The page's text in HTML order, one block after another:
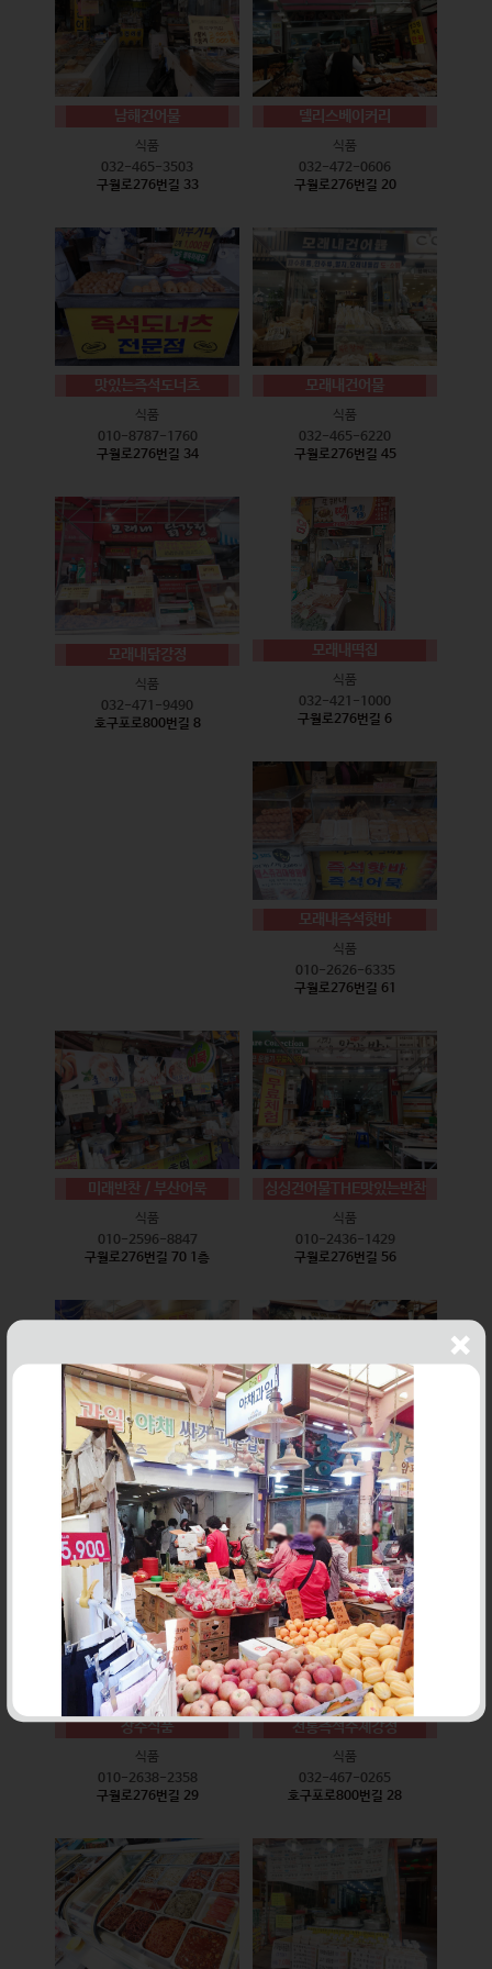
남해건어물
식품
032-465-3503
구월로276번길 33
델리스베이커리
식품
032-472-0606
구월로276번길 20
맛있는즉석도너츠
식품
010-8787-1760
구월로276번길 34
모래내건어물
식품
032-465-6220
구월로276번길 45
모래내닭강정
식품
032-471-9490
호구포로800번길 8
모래내떡집
식품
032-421-1000
구월로276번길 6
모래내즉석핫바
식품
010-2626-6335
구월로276번길 61
미래반찬 / 부산어묵
식품
010-2596-8847
구월로276번길 70 1층
싱싱건어물THE맛있는반찬
식품
010-2436-1429
구월로276번길 56
웰빙즉석손두부
식품
010-9528-3759
구월로276번길 17
윤하네건어물
식품
032-468-6024
구월로276번길 29
장수식품
식품
010-2638-2358
구월로276번길 29
전통즉석수제강정
식품
032-467-0265
호구포로800번길 28